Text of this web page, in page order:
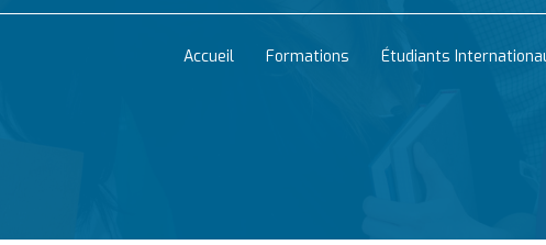
Accueil Formations Étudiants